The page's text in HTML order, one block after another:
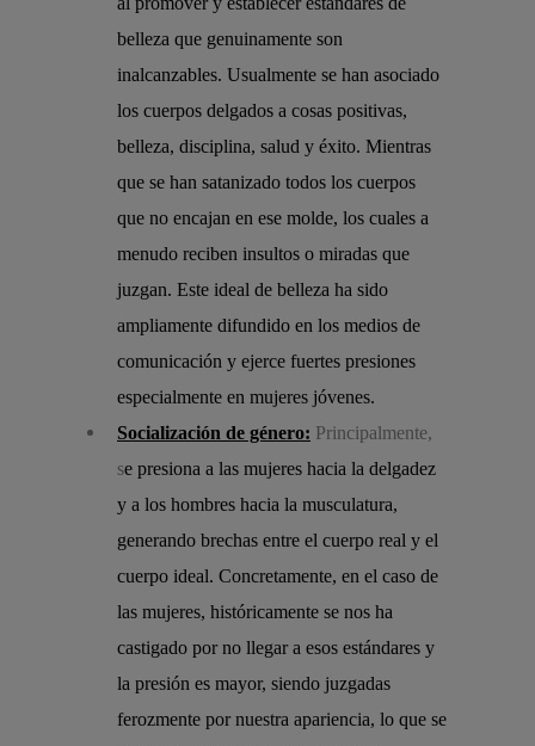
belleza que genuinamente son
inalcanzables. Usualmente se han asociado
los cuerpos delgados a cosas positivas,
belleza, disciplina, salud y éxito. Mientras
que se han satanizado todos los cuerpos
que no encajan en ese molde, los cuales a
menudo reciben insultos o miradas que
juzgan. Este ideal de belleza ha sido
ampliamente difundido en los medios de
comunicación y ejerce fuertes presiones
especialmente en mujeres jóvenes.
Socialización de género: Principalmente,
se presiona a las mujeres hacia la delgadez
y a los hombres hacia la musculatura,
generando brechas entre el cuerpo real y el
cuerpo ideal. Concretamente, en el caso de
las mujeres, históricamente se nos ha
castigado por no llegar a esos estándares y
la presión es mayor, siendo juzgadas
ferozmente por nuestra apariencia, lo que se